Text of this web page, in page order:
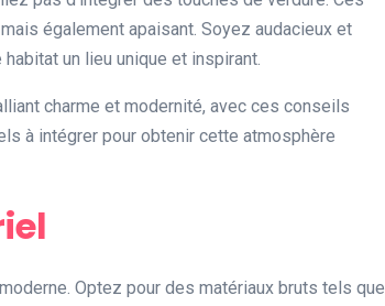
également apaisant. Soyez audacieux et
un lieu unique et inspirant.
charme et modernité, avec ces conseils
à intégrer pour obtenir cette atmosphère
Optez pour des matériaux bruts tels que